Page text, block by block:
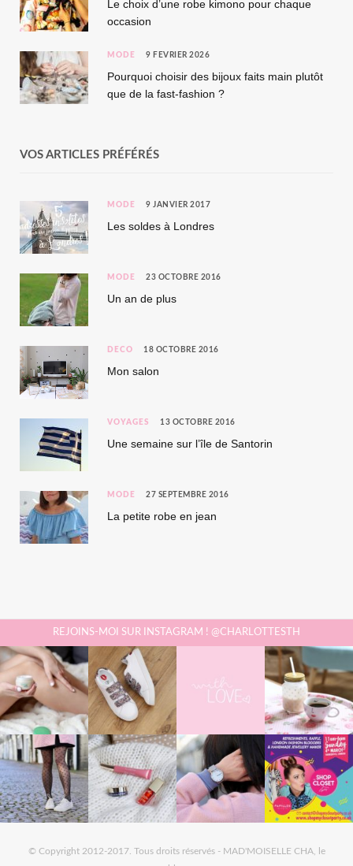
Le choix d’une robe kimono pour chaque
occasion
MODE 9 FÉVRIER 2026
Pourquoi choisir des bijoux faits main plutôt
que de la fast-fashion ?
VOS ARTICLES PRÉFÉRÉS
MODE 9 JANVIER 2017
Les soldes à Londres
MODE 23 OCTOBRE 2016
Un an de plus
DÉCO 18 OCTOBRE 2016
Mon salon
VOYAGES 13 OCTOBRE 2016
Une semaine sur l’île de Santorin
MODE 27 SEPTEMBRE 2016
La petite robe en jean
REJOINS-MOI SUR INSTAGRAM ! @CHARLOTTESTH
© Copyright 2012-2017. Tous droits réservés - MAD'MOISELLE CHA, le